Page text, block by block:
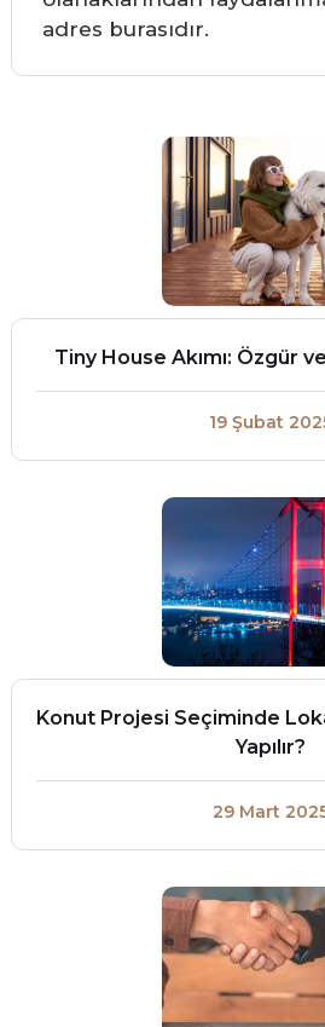
adres burasıdır.
Tiny House Akımı: Özgür
19 Şubat
Konut Projesi Seçiminde
Yapılır?
29 Mart